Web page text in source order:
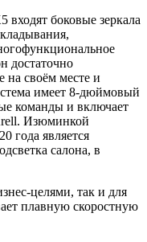
боковые зеркала
достаточно
своём месте и
имеет 8-дюймовый
команды и включает
Изюминкой
года является
салона, в
целями, так и для
плавную скоростную